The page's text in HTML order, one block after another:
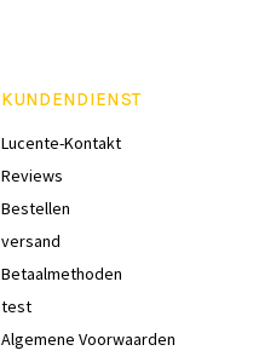
KUNDENDIENST
Lucente-Kontakt
Reviews
Bestellen
versand
Betaalmethoden
test
Algemene Voorwaarden